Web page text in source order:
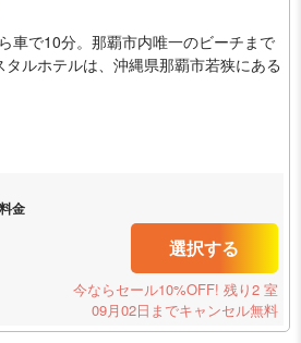
車で10分。那覇市内唯一のビーチまで
ルホテルは、沖縄県那覇市若狭にある
金
選択する
今ならセール10%OFF! 残り2 室
09月02日までキャンセル無料